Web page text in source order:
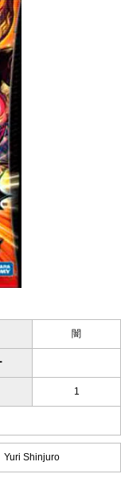
闇
1
Yuri Shinjuro